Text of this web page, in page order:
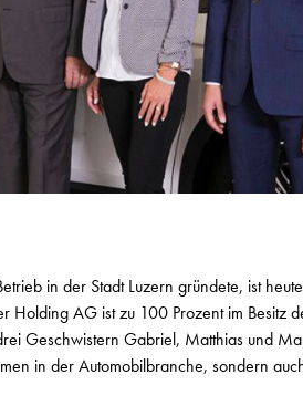
in der Stadt Luzern gründete, ist
AG ist zu 100 Prozent im Besitz
Geschwistern Gabriel, Matthias und
in der Automobilbranche, sondern